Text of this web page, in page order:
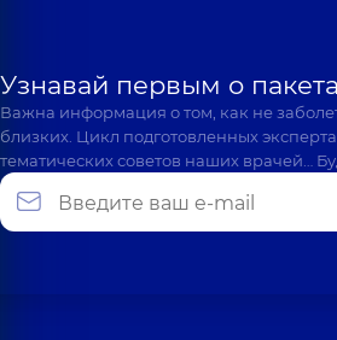
Узнавай первым о
Важна информация о том, как не
близких. Цикл подготовленных
тематических советов наших врачей…